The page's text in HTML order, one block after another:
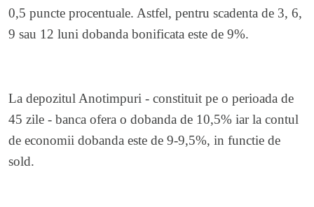
0,5 puncte procentuale. Astfel, pentru scadenta de 3, 6,
9 sau 12 luni dobanda bonificata este de 9%.
La depozitul Anotimpuri - constituit pe o perioada de
45 zile - banca ofera o dobanda de 10,5% iar la contul
de economii dobanda este de 9-9,5%, in functie de
sold.